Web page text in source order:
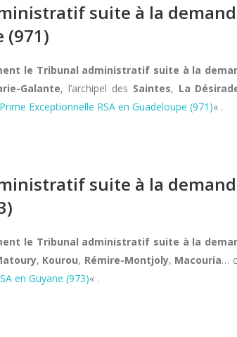
suite à la
(971)
le Tribunal administratif suite à la
Galante, l’archipel des Saintes, La
Exceptionnelle RSA en Guadeloupe (971)« .
suite à la
le Tribunal administratif suite à la
, Kourou, Rémire-Montjoly, Macouria…
en Guyane (973)« .